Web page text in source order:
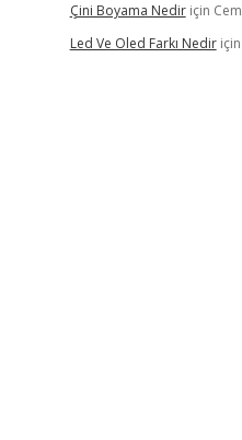
Çini Boyama Nediriçin Cem
Led Ve Oled Farkı Nediriçin